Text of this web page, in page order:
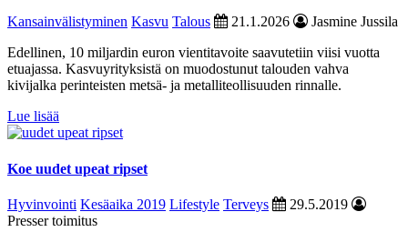
Kansainvälistyminen Kasvu Talous 21.1.2026
Jasmine Jussila
Edellinen, 10 miljardin euron vientitavoite saavutetiin viisi vuotta
etuajassa. Kasvuyrityksistä on muodostunut talouden vahva
kivijalka perinteisten metsä- ja metalliteollisuuden rinnalle.
Lue lisää
Koe uudet upeat ripset
Hyvinvointi Kesäaika 2019 Lifestyle Terveys
29.5.2019
Presser toimitus